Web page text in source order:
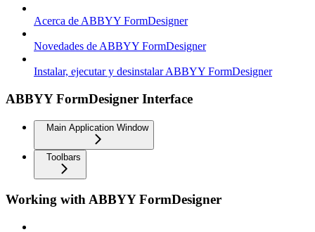
Acerca de ABBYY FormDesigner
Novedades de ABBYY FormDesigner
Instalar, ejecutar y desinstalar ABBYY FormDesigner
ABBYY FormDesigner Interface
Main Application Window
Toolbars
Working with ABBYY FormDesigner